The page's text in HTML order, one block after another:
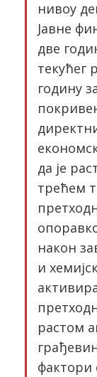
нивоу
Јавне
две
текућег
годину
да је
трећем
након
и
растом
фактори